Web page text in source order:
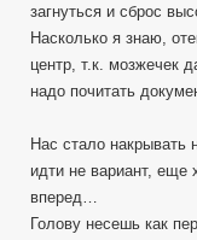
загнуться и сброс
Насколько я знаю,
центр, т.к. мозжечек
надо почитать
Нас стало накрывать
идти не вариант, еще
вперед…
Голову несешь как